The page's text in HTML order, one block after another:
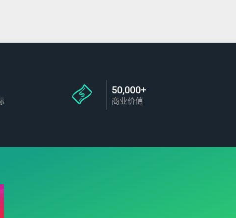
50,000+
商业价值